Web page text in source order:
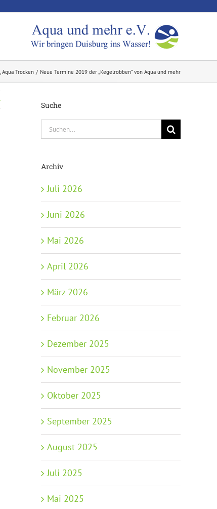
Aqua Trocken Neue Termine 2019 der „Kegelrobben“ von Aqua und mehr
Suche
Suche
nach:
Archiv
Juli 2026
Juni 2026
Mai 2026
April 2026
März 2026
Februar 2026
Dezember 2025
November 2025
Oktober 2025
September 2025
August 2025
Juli 2025
Mai 2025